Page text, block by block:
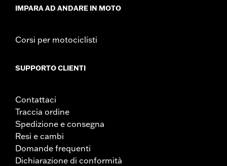
IMPARA AD ANDARE IN MOTO
Corsi per motociclisti
SUPPORTO CLIENTI
Contattaci
Traccia ordine
Spedizione e consegna
Resi e cambi
Domande frequenti
Dichiarazione di conformità